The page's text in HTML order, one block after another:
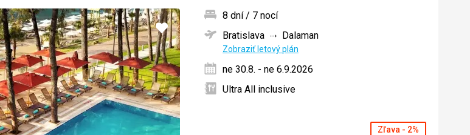
Pridať
do
obľúbených
8 dní / 7 nocí
Bratislava
Dalaman
Zobraziť letový plán
ne 30.8. - ne 6.9.2026
Ultra All inclusive
Zľava - 2%